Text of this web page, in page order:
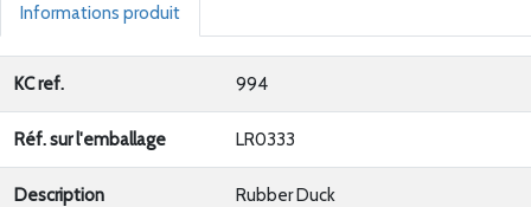
Informations produit
KC ref. 994
Réf. sur l'emballage LR0333
Description Rubber Duck